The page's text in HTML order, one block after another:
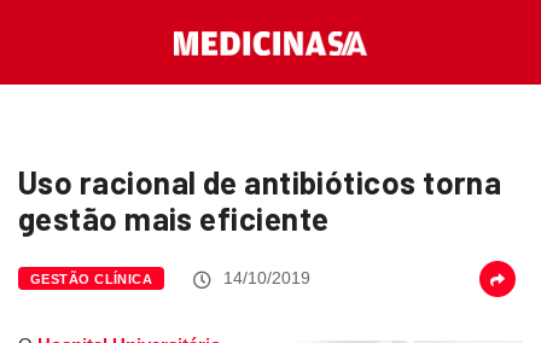
Uso racional de antibióticos torna
gestão mais eficiente
GESTÃO CLÍNICA 14/10/2019